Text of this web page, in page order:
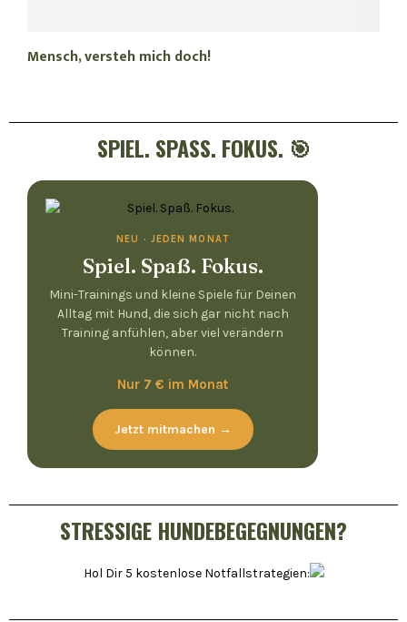
Mensch, versteh mich doch!
SPIEL. SPASS. FOKUS. 🎯
NEU · JEDEN MONAT
Spiel. Spaß. Fokus.
Mini-Trainings und kleine Spiele für Deinen
Alltag mit Hund, die sich gar nicht nach
Training anfühlen, aber viel verändern
können.
Nur 7 € im Monat
Jetzt mitmachen →
STRESSIGE HUNDEBEGEGNUNGEN?
Hol Dir 5 kostenlose Notfallstrategien: